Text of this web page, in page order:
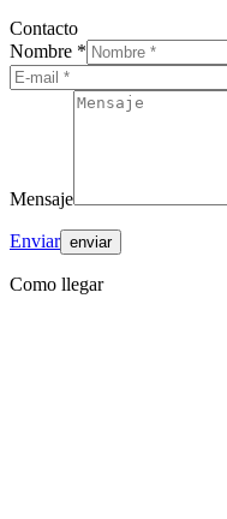
Contacto
Nombre *
Mensaje
Enviar
Como llegar